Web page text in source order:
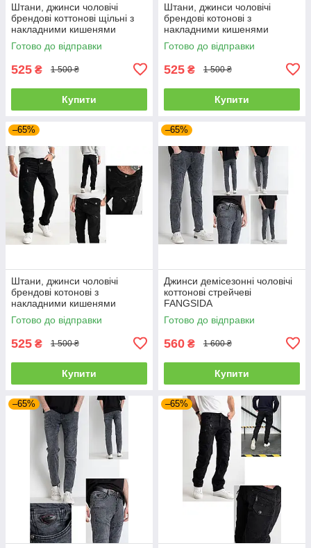
Штани, джинси чоловічі
брендові коттонові щільні з
накладними кишенями
"карго" MIGACH, Туреччина
Готово до відправки
525 ₴ 1 500 ₴
Купити
Штани, джинси чоловічі
брендові котонові з
накладними кишенями
"карго" MIGACH, Туреччина
Готово до відправки
525 ₴ 1 500 ₴
Купити
–65%
Штани, джинси чоловічі
брендові котонові з
накладними кишенями
"карго" MIGACH, Туреччина
Готово до відправки
525 ₴ 1 500 ₴
Купити
–65%
Джинси демісезонні чоловічі
коттонові стрейчеві
FANGSIDA
Готово до відправки
560 ₴ 1 600 ₴
Купити
–65% –65%